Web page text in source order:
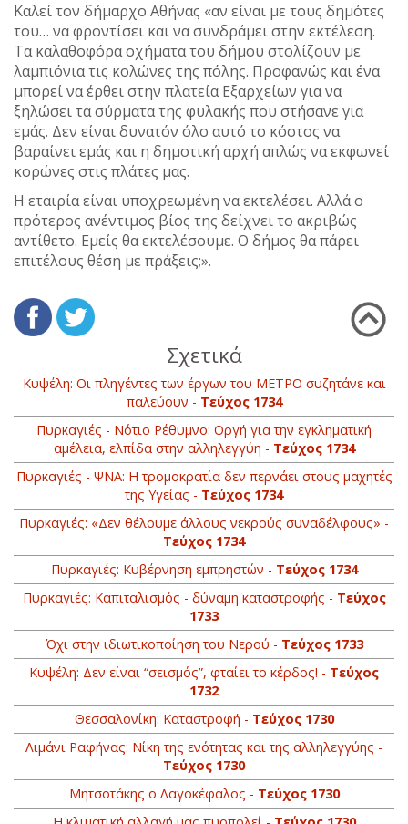
Καλεί τον δήμαρχο Αθήνας «αν είναι με τους δημότες
του… να φροντίσει και να συνδράμει στην εκτέλεση.
Τα καλαθοφόρα οχήματα του δήμου στολίζουν με
λαμπιόνια τις κολώνες της πόλης. Προφανώς και ένα
μπορεί να έρθει στην πλατεία Εξαρχείων για να
ξηλώσει τα σύρματα της φυλακής που στήσανε για
εμάς. Δεν είναι δυνατόν όλο αυτό το κόστος να
βαραίνει εμάς και η δημοτική αρχή απλώς να εκφωνεί
κορώνες στις πλάτες μας.
Η εταιρία είναι υποχρεωμένη να εκτελέσει. Αλλά ο
πρότερος ανέντιμος βίος της δείχνει το ακριβώς
αντίθετο. Εμείς θα εκτελέσουμε. Ο δήμος θα πάρει
επιτέλους θέση με πράξεις;».
Σχετικά
Κυψέλη: Οι πληγέντες των έργων του ΜΕΤΡΟ συζητάνε και
παλεύουν - Τεύχος 1734
Πυρκαγιές - Νότιο Ρέθυμνο: Οργή για την εγκληματική
αμέλεια, ελπίδα στην αλληλεγγύη - Τεύχος 1734
Πυρκαγιές - ΨΝΑ: H τρομοκρατία δεν περνάει στους μαχητές
της Υγείας - Τεύχος 1734
Πυρκαγιές: «Δεν θέλουμε άλλους νεκρούς συναδέλφους» -
Τεύχος 1734
Πυρκαγιές: Kυβέρνηση εμπρηστών - Τεύχος 1734
Πυρκαγιές: Καπιταλισμός - δύναμη καταστροφής - Τεύχος
1733
Όχι στην ιδιωτικοποίηση του Νερού - Τεύχος 1733
Κυψέλη: Δεν είναι “σεισμός”, φταίει το κέρδος! - Τεύχος
1732
Θεσσαλονίκη: Kαταστροφή - Τεύχος 1730
Λιμάνι Ραφήνας: Νίκη της ενότητας και της αλληλεγγύης -
Τεύχος 1730
Μητσοτάκης ο Λαγοκέφαλος - Τεύχος 1730